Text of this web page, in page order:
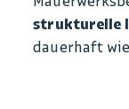
strukturelle
dauerhaft